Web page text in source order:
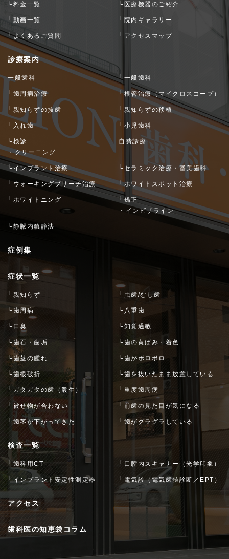
└料金一覧 └医療機器のご紹介
└動画一覧 └院内ギャラリー
└よくあるご質問 └アクセスマップ
診療案内
一般歯科 └一般歯科
└歯周病治療 └根管治療（マイクロスコープ）
└親知らずの抜歯 └親知らずの移植
└入れ歯 └小児歯科
└検診
・クリーニング
自費診療
└インプラント治療 └セラミック治療・審美歯科
└ウォーキングブリーチ治療 └ホワイトスポット治療
└ホワイトニング
└矯正
・インビザライン
└静脈内鎮静法
症例集
症状一覧
└親知らず └虫歯/むし歯
└歯周病 └八重歯
└口臭 └知覚過敏
└歯石・歯垢 └歯の黄ばみ・着色
└歯茎の腫れ └歯がボロボロ
└歯根破折 └歯を抜いたまま放置している
└ガタガタの歯（叢生） └重度歯周病
└被せ物が合わない └前歯の見た目が気になる
└歯茎が下がってきた └歯がグラグラしている
検査一覧
└歯科用CT └口腔内スキャナー（光学印象）
└インプラント安定性測定器 └電気診（電気歯髄診断／EPT）
アクセス
歯科医の知恵袋コラム